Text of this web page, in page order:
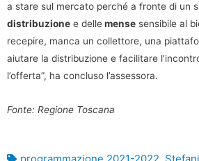
a stare sul mercato perché a fronte di un
distribuzione e dellemense sensibile al
recepire, manca un collettore, una
aiutare la distribuzione e facilitare
l’offerta”, ha concluso l’assessora.
Fonte: Regione Toscana